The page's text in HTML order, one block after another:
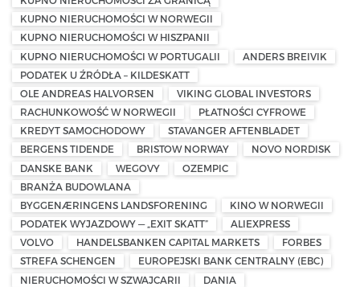
KUPNO NIERUCHOMOŚCI W NORWEGII
KUPNO NIERUCHOMOŚCI W HISZPANII
KUPNO NIERUCHOMOŚCI W PORTUGALII
ANDERS BREIVIK
PODATEK U ŹRÓDŁA – KILDESKATT
OLE ANDREAS HALVORSEN
VIKING GLOBAL INVESTORS
RACHUNKOWOŚĆ W NORWEGII
PŁATNOŚCI CYFROWE
KREDYT SAMOCHODOWY
STAVANGER AFTENBLADET
BERGENS TIDENDE
BRISTOW NORWAY
NOVO NORDISK
DANSKE BANK
WEGOVY
OZEMPIC
BRANŻA BUDOWLANA
BYGGENÆRINGENS LANDSFORENING
KINO W NORWEGII
PODATEK WYJAZDOWY — „EXIT SKATT”
ALIEXPRESS
VOLVO
HANDELSBANKEN CAPITAL MARKETS
FORBES
STREFA SCHENGEN
EUROPEJSKI BANK CENTRALNY (EBC)
NIERUCHOMOŚCI W SZWAJCARII
DANIA